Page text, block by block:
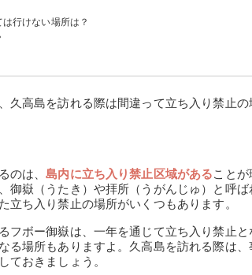
行けない場所は？
久高島を訪れる際は間違って立ち入り禁止
のは、島内に立ち入り禁止区域があること
御嶽（うたき）や拝所（うがんじゅ）と呼
立ち入り禁止の場所がいくつもあります。
フボー御嶽は、一年を通じて立ち入り禁止と
る場所もありますよ。久高島を訪れる際は
ておきましょう。